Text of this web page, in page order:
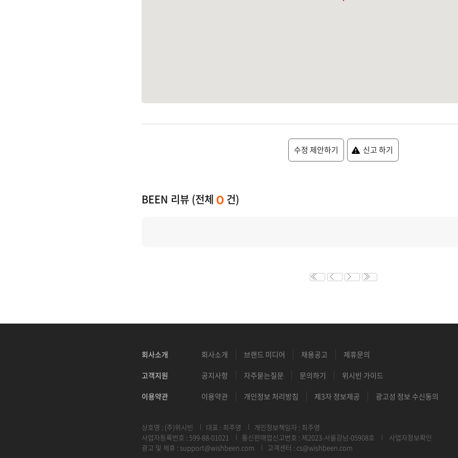
수정 제안하기 신고 하기
BEEN 리뷰 (전체 0 건)
회사소개 회사소개 브랜드 미디어 채용공고 제휴문의
고객지원 공지사항 자주묻는질문 문의하기 위시빈 가이드
이용약관 이용약관 개인정보 처리방침 제3자 정보제공 광고성 정보 수신동의
상호명 : (주)위시빈 대표 : 최주영
개인정보책임자 : 최주영
사업자등록번호 : 599-88-01021
통신판매업신고번호 : 제2023-서울강남-05908호
사업자정보확인
광고 및 제휴 : support@wishbeen.com 고객센터 : cs@wishbeen.com